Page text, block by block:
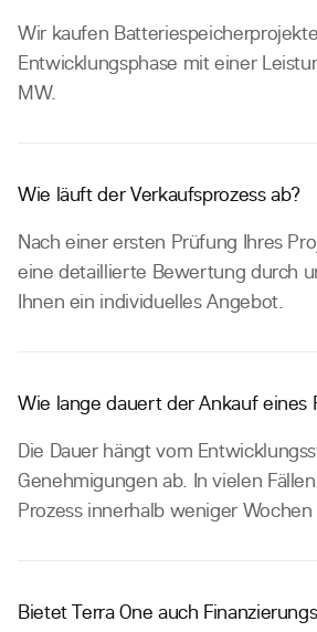
Wir kaufen
Entwicklungsphase mit einer
MW.
Wie läuft der Verkaufsprozess ab?
Nach einer ersten Prüfung Ihres
eine detaillierte Bewertung durch
Ihnen ein individuelles Angebot.
Wie lange dauert der Ankauf eines
Die Dauer hängt vom
Genehmigungen ab. In vielen
Prozess innerhalb weniger Wochen
Bietet Terra One auch